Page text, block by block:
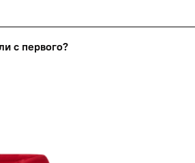
сумма всех
- сумма всех
с первого?